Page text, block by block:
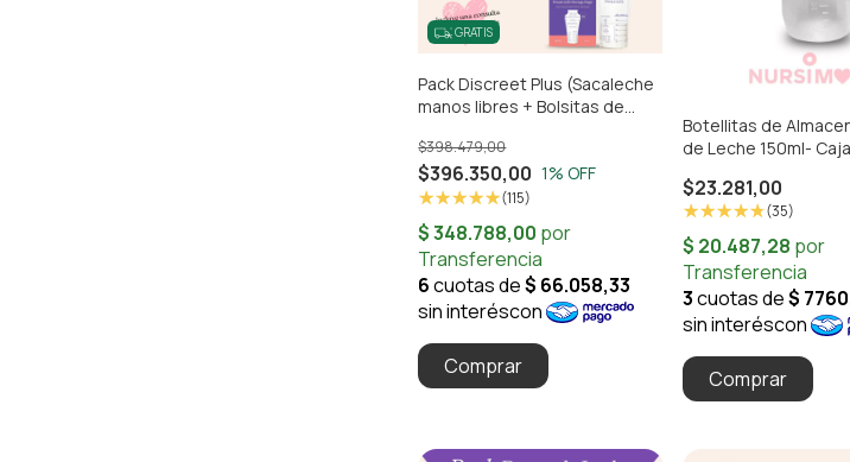
GRATIS
Pack Discreet Plus (Sacaleche
manos libres + Bolsitas de
$396.350,00
$398.479,00
1% OFF
(115)
Botellitas de
de Leche 150ml-
$23.281,00
(35)